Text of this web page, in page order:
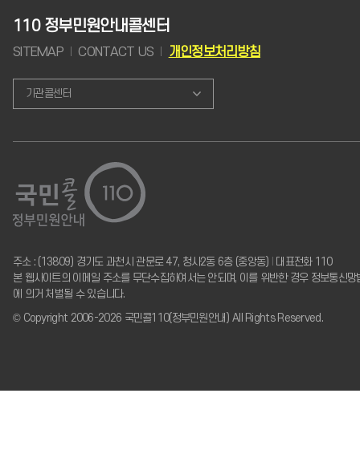
110 정부민원안내콜센터
SITEMAP CONTACT US 개인정보처리방침
기관콜센터
주소 : (13809) 경기도 과천시 관문로 47, 청사2동 6층 (중앙동)
대표전화 110
본 웹사이트의 이메일 주소를 무단수집하여서는 안되며, 이를 위반한 경우 정보통신망
에 의거 처벌될 수 있습니다.
© Copyright 2006-2026 국민콜110(정부민원안내) All Rights Reserved.